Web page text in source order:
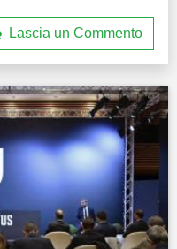
Lascia un Commento